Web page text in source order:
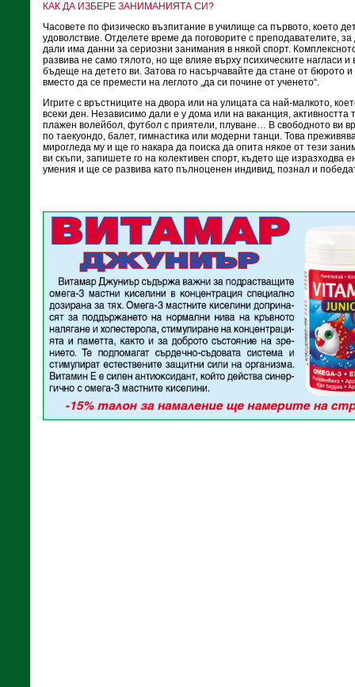
КАК ДА ИЗБЕРЕ ЗАНИМАНИЯТА СИ?
Часовете по физическо възпитание в училище са първото, което
удоволствие. Отделете време да поговорите с преподавателите,
дали има данни за сериозни занимания в някой спорт.
развива не само тялото, но ще влияе върху психическите нагласи
бъдеще на детето ви. Затова го насърчавайте да стане от бюрото
вместо да се премести на леглото „да си почине от ученето“.
Игрите с връстниците на двора или на улицата са най-малкото,
всеки ден. Независимо дали е у дома или на ваканция, активността
плажен волейбол, футбол с приятели, плуване… В свободното ви
по таекуондо, балет, гимнастика или модерни танци. Това
мирогледа му и ще го накара да поиска да опита някое от тези
ви скъпи, запишете го на колективен спорт, където ще изразходва
умения и ще се развива като пълноценен индивид, познал и